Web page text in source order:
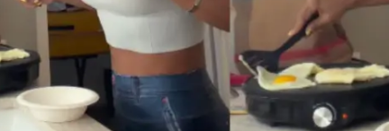
Un fuerte terremoto de
7,1 se registró este
julio en la prefectura de
al sur de Japón,